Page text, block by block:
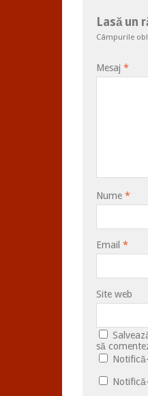
Lasă un
Câmpurile
Mesaj *
Nume *
Email *
Site web
să